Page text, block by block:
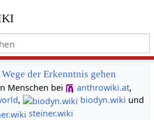
der Erkenntnis gehen
Menschen bei
anthrowiki.at,
, biodyn.wiki und
steiner.wiki